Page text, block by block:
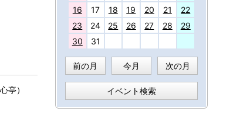
亭）
16
17 18 19 20 21
22
23
24 25 26 27 28
29
30
31
前の月 今月 次の月
イベント検索